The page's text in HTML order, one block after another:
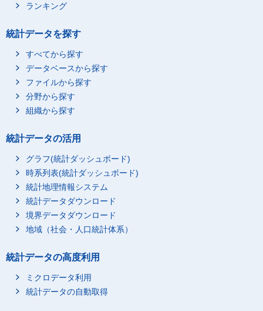
ランキング
統計データを探す
すべてから探す
データベースから探す
ファイルから探す
分野から探す
組織から探す
統計データの活用
グラフ(統計ダッシュボード)
時系列表(統計ダッシュボード)
統計地理情報システム
統計データダウンロード
境界データダウンロード
地域（社会・人口統計体系）
統計データの高度利用
ミクロデータ利用
統計データの自動取得